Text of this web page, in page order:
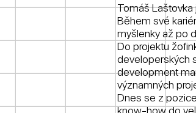
Tomáš Laštovka
Během své
myšlenky až po
Do projektu
developerských
development
významných
Dnes se z
know-how do